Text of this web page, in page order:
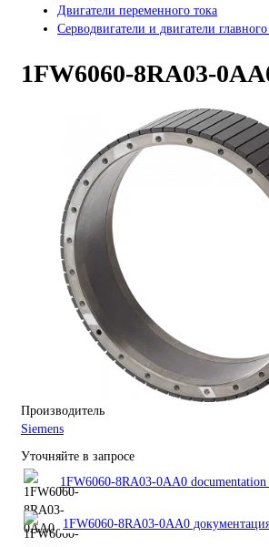
Двигатели переменного тока
Серводвигатели и двигатели
1FW6060-8RA03-
Производитель
Siemens
Уточняйте в запросе
1FW6060-8RA03-0AA0
1FW6060-8RA03-0AA0